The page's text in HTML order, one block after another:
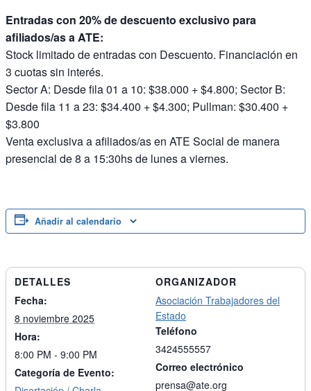
Entradas con 20% de descuento exclusivo para
afiliados/as a ATE:
Stock limitado de entradas con Descuento. Financiación en
3 cuotas sin interés.
Sector A: Desde fila 01 a 10: $38.000 + $4.800; Sector B:
Desde fila 11 a 23: $34.400 + $4.300; Pullman: $30.400 +
$3.800
Venta exclusiva a afiliados/as en ATE Social de manera
presencial de 8 a 15:30hs de lunes a viernes.
Añadir al calendario
DETALLES
Fecha:
8 noviembre 2025
Hora:
8:00 PM - 9:00 PM
Categoría de Evento:
ORGANIZADOR
Asociación Trabajadores del
Estado
Teléfono
3424555557
Correo electrónico
prensa@ate.org